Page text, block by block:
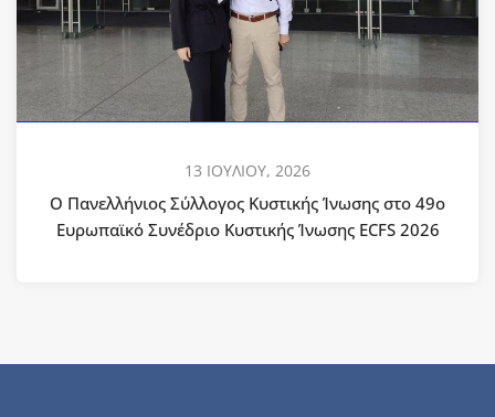
13 ΙΟΥΛΙΟΥ, 2026
Ο Πανελλήνιος Σύλλογος Κυστικής Ίνωσης στο 49ο
Ευρωπαϊκό Συνέδριο Κυστικής Ίνωσης ECFS 2026